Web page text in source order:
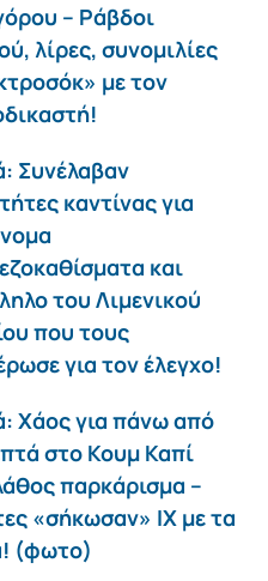
– Ράβδοι
λίρες, συνομιλίες
με τον
Συνέλαβαν
καντίνας για
και
του Λιμενικού
που τους
για τον έλεγχο!
Χάος για πάνω από
στο Κουμ Καπί
παρκάρισμα –
«σήκωσαν» ΙΧ με τα
(φωτο)